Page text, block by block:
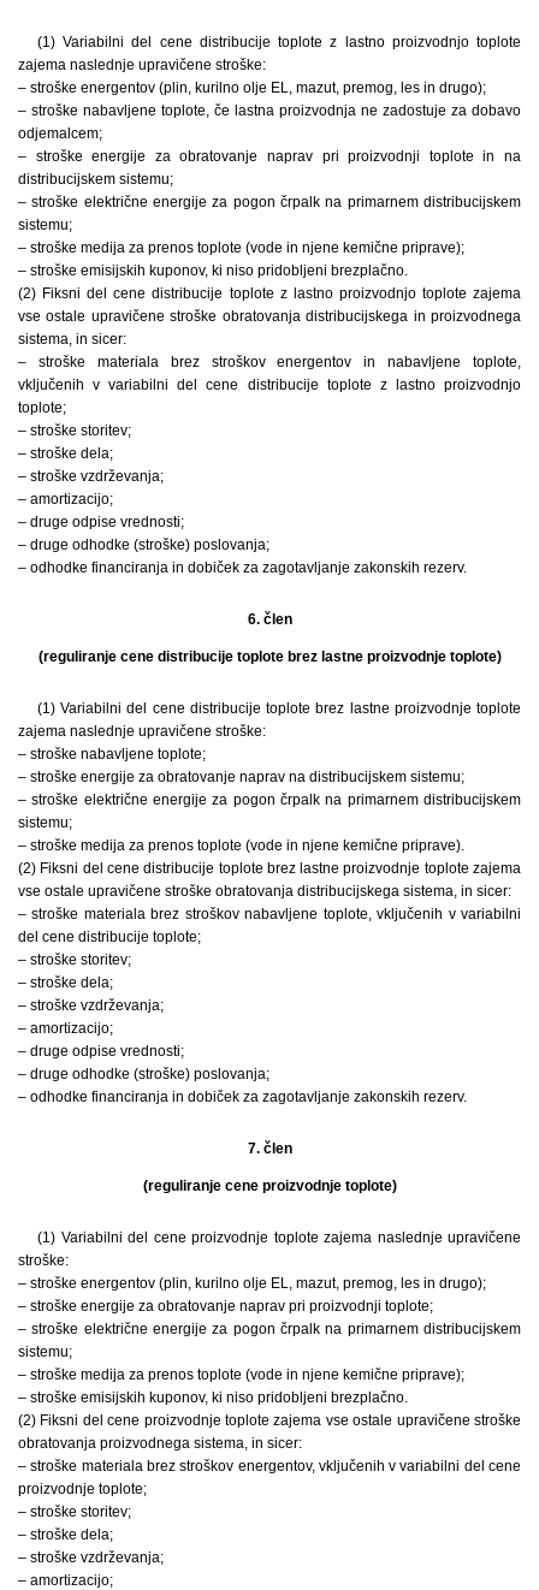
(1) Variabilni del cene distribucije toplote z lastno proizvodnjo toplote
zajema naslednje upravičene stroške:
– stroške energentov (plin, kurilno olje EL, mazut, premog, les in drugo);
– stroške nabavljene toplote, če lastna proizvodnja ne zadostuje za dobavo
odjemalcem;
– stroške energije za obratovanje naprav pri proizvodnji toplote in na
distribucijskem sistemu;
– stroške električne energije za pogon črpalk na primarnem distribucijskem
sistemu;
– stroške medija za prenos toplote (vode in njene kemične priprave);
– stroške emisijskih kuponov, ki niso pridobljeni brezplačno.
(2) Fiksni del cene distribucije toplote z lastno proizvodnjo toplote zajema
vse ostale upravičene stroške obratovanja distribucijskega in proizvodnega
sistema, in sicer:
– stroške materiala brez stroškov energentov in nabavljene toplote,
vključenih v variabilni del cene distribucije toplote z lastno proizvodnjo
toplote;
– stroške storitev;
– stroške dela;
– stroške vzdrževanja;
– amortizacijo;
– druge odpise vrednosti;
– druge odhodke (stroške) poslovanja;
– odhodke financiranja in dobiček za zagotavljanje zakonskih rezerv.
6. člen
(reguliranje cene distribucije toplote brez lastne proizvodnje toplote)
(1) Variabilni del cene distribucije toplote brez lastne proizvodnje toplote
zajema naslednje upravičene stroške:
– stroške nabavljene toplote;
– stroške energije za obratovanje naprav na distribucijskem sistemu;
– stroške električne energije za pogon črpalk na primarnem distribucijskem
sistemu;
– stroške medija za prenos toplote (vode in njene kemične priprave).
(2) Fiksni del cene distribucije toplote brez lastne proizvodnje toplote zajema
vse ostale upravičene stroške obratovanja distribucijskega sistema, in sicer:
– stroške materiala brez stroškov nabavljene toplote, vključenih v variabilni
del cene distribucije toplote;
– stroške storitev;
– stroške dela;
– stroške vzdrževanja;
– amortizacijo;
– druge odpise vrednosti;
– druge odhodke (stroške) poslovanja;
– odhodke financiranja in dobiček za zagotavljanje zakonskih rezerv.
7. člen
(reguliranje cene proizvodnje toplote)
(1) Variabilni del cene proizvodnje toplote zajema naslednje upravičene
stroške:
– stroške energentov (plin, kurilno olje EL, mazut, premog, les in drugo);
– stroške energije za obratovanje naprav pri proizvodnji toplote;
– stroške električne energije za pogon črpalk na primarnem distribucijskem
sistemu;
– stroške medija za prenos toplote (vode in njene kemične priprave);
– stroške emisijskih kuponov, ki niso pridobljeni brezplačno.
(2) Fiksni del cene proizvodnje toplote zajema vse ostale upravičene stroške
obratovanja proizvodnega sistema, in sicer:
– stroške materiala brez stroškov energentov, vključenih v variabilni del cene
proizvodnje toplote;
– stroške storitev;
– stroške dela;
– stroške vzdrževanja;
– amortizacijo;